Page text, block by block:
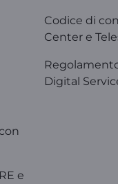
e
Codice di
Center e
Digital